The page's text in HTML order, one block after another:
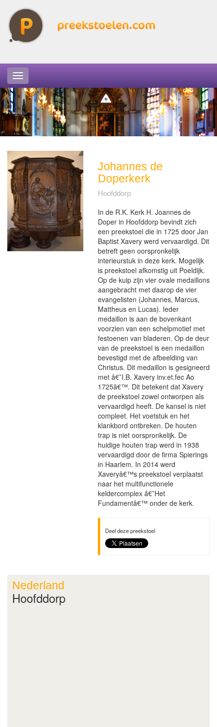
Johannes de
Doperkerk
Hoofddorp
In de R.K. Kerk H. Joannes de
Doper in Hoofddorp bevindt zich
een preekstoel die in 1725 door Jan
Baptist Xavery werd vervaardigd. Dit
betreft geen oorspronkelijk
interieurstuk in deze kerk. Mogelijk
is preekstoel afkomstig uit Poeldijk.
Op de kuip zijn vier ovale medaillons
aangebracht met daarop de vier
evangelisten (Johannes, Marcus,
Mattheus en Lucas). Ieder
medaillon is aan de bovenkant
voorzien van een schelpmotief met
festoenen van bladeren. Op de deur
van de preekstoel is een medaillon
bevestigd met de afbeelding van
Christus. Dit medaillon is gesigneerd
met â€˜I.B. Xavery inv.et.fec Ao
1725â€™. Dit betekent dat Xavery
de preekstoel zowel ontworpen als
vervaardigd heeft. De kansel is niet
compleet. Het voetstuk en het
klankbord ontbreken. De houten
trap is niet oorspronkelijk. De
huidige houten trap werd in 1938
vervaardigd door de firma Spierings
in Haarlem. In 2014 werd
Xaveryâ€™s preekstoel verplaatst
naar het multifunctionele
keldercomplex â€˜Het
Fundamentâ€™ onder de kerk.
Deel deze preekstoel
Nederland
Hoofddorp